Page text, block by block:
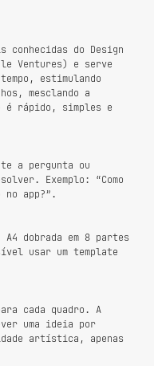
conhecidas do Design
Ventures) e serve
estimulando
mesclando a
rápido, simples e
a pergunta ou
Exemplo: “Como
app?”.
dobrada em 8 partes
usar um template
cada quadro. A
uma ideia por
artística, apenas